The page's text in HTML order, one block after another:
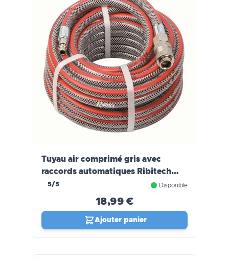
Tuyau air comprimé gris avec
raccords automatiques Ribitech
(10m)
5/5 Disponible
18,99 €
Ajouter panier